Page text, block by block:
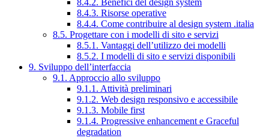
8.4.2. Benefici del design system
8.4.3. Risorse operative
8.4.4. Come contribuire al design system .italia
8.5. Progettare con i modelli di sito e servizi
8.5.1. Vantaggi dell’utilizzo dei modelli
8.5.2. I modelli di sito e servizi disponibili
9. Sviluppo dell’interfaccia
9.1. Approccio allo sviluppo
9.1.1. Attività preliminari
9.1.2. Web design responsivo e accessibile
9.1.3. Mobile first
9.1.4. Progressive enhancement e Graceful
degradation